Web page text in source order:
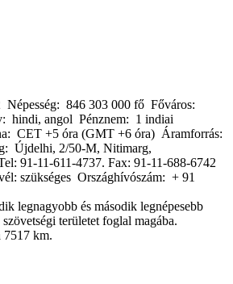
846 303 000 fő Főváros:
hindi, angol Pénznem: 1 indiai
CET +5 óra (GMT +6 óra) Áramforrás:
Újdelhi, 2/50-M, Nitimarg,
91-11-611-4737. Fax: 91-11-688-6742
szükséges Országhívószám: + 91
legnagyobb és második legnépesebb
területet foglal magába.
7517 km.